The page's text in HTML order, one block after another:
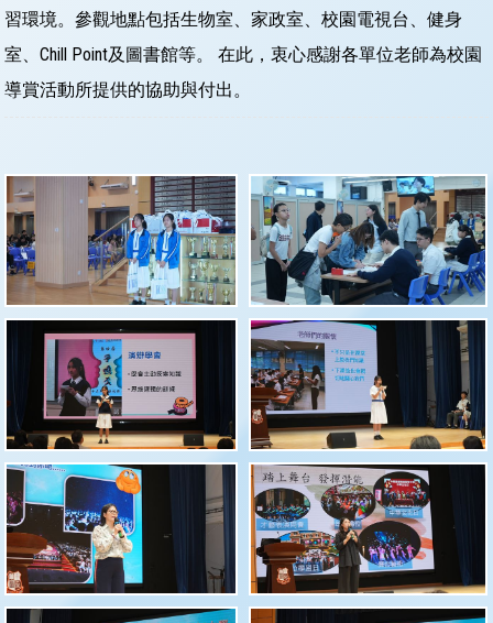
習環境。參觀地點包括生物室、家政室、校園電視台、健身
室、Chill Point及圖書館等。 在此，衷心感謝各單位老師為校園
導賞活動所提供的協助與付出。